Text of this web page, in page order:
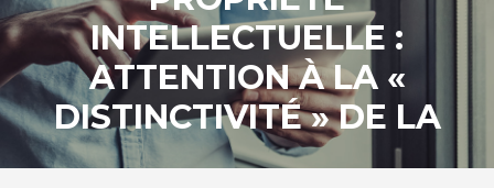
INTELLECTUELLE :
ATTENTION À LA «
DISTINCTIVITÉ » DE LA
MARQUE…